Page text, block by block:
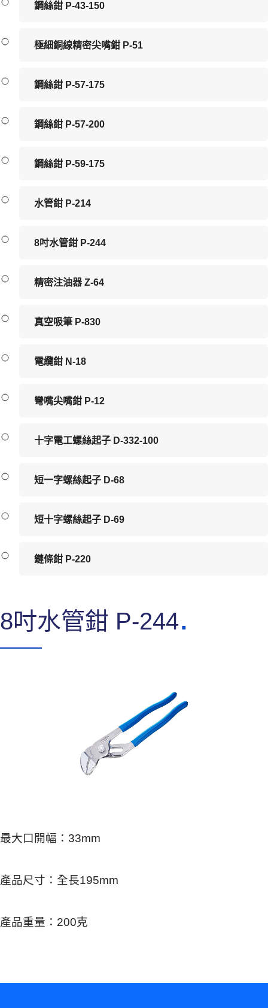
鋼絲鉗 P-43-150
極細銅線精密尖嘴鉗 P-51
鋼絲鉗 P-57-175
鋼絲鉗 P-57-200
鋼絲鉗 P-59-175
水管鉗 P-214
8吋水管鉗 P-244
精密注油器 Z-64
真空吸筆 P-830
電纜鉗 N-18
彎嘴尖嘴鉗 P-12
十字電工螺絲起子 D-332-100
短一字螺絲起子 D-68
短十字螺絲起子 D-69
鏈條鉗 P-220
8吋水管鉗 P-244
最大口開幅：33mm
產品尺寸：全長195mm
產品重量：200克